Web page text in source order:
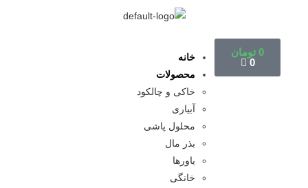
0 تومان
0
خانه
محصولات
خاکی و چالکود
آبیاری
محلول پاشی
بذر مال
یاورها
خانگی